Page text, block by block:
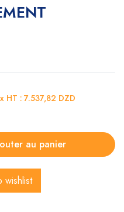
HT :7.537,82 DZD
au panier
wishlist